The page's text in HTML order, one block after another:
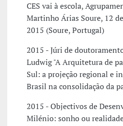
CES vai à escola,
Martinho Árias Soure, 12
2015 (Soure, Portugal)
2015 - Júri de
Ludwig "A Arquitetura de
Sul: a projeção regional e
Brasil na consolidação da
2015 - Objectivos de
Milénio: sonho ou